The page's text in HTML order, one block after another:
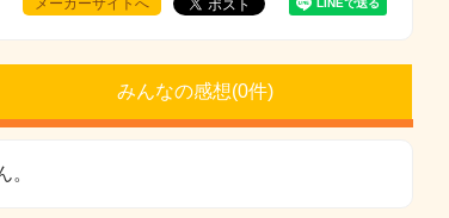
メーカーサイトへ
みんなの感想(0件)
。